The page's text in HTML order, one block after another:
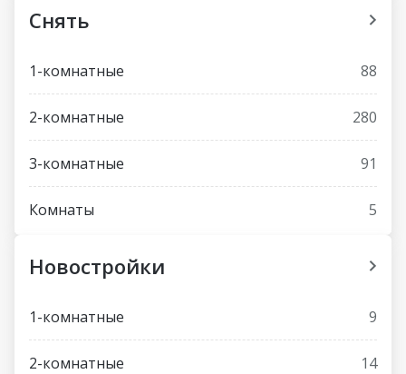
Снять
1-комнатные 88
2-комнатные 280
3-комнатные 91
Комнаты 5
Новостройки
1-комнатные 9
2-комнатные 14